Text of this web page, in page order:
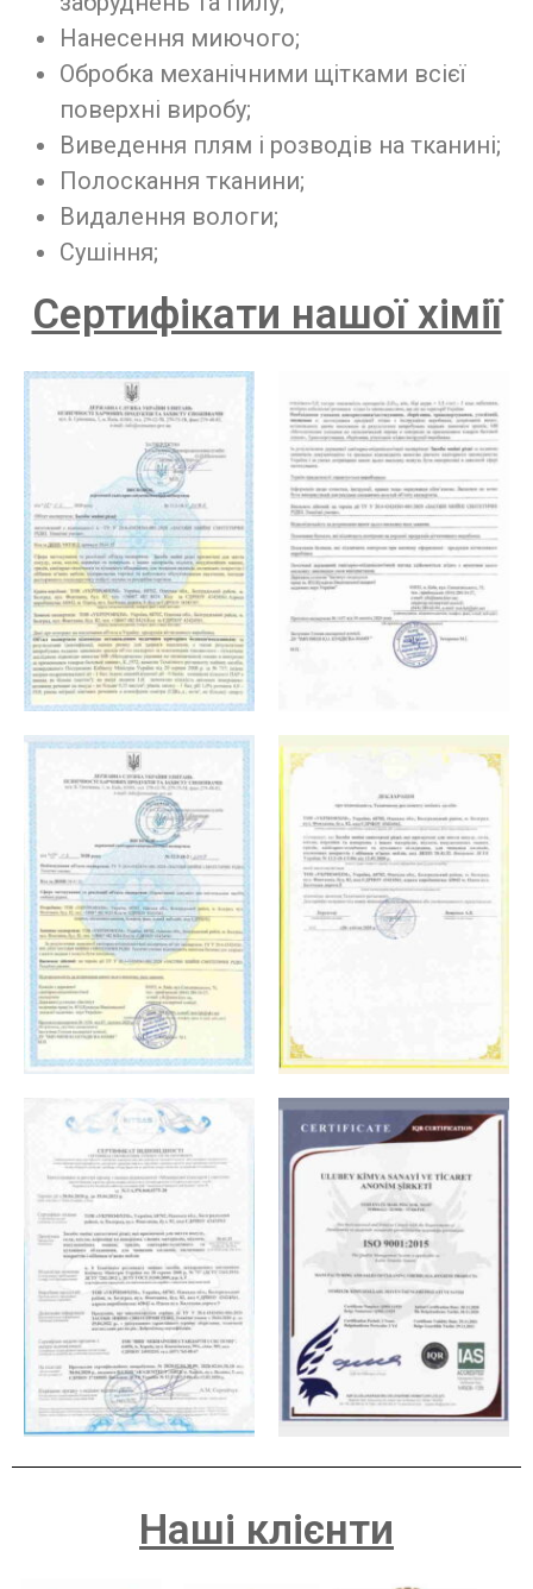
Нанесення миючого;
Обробка механічними щітками всієї
поверхні виробу;
Виведення плям і розводів на тканині;
Полоскання тканини;
Видалення вологи;
Сушіння;
Сертифікати нашої хімії
Наші клієнти